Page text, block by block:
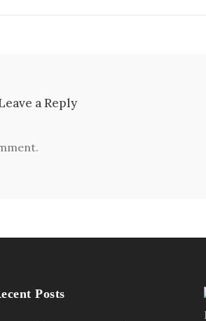
a Reply
Posts